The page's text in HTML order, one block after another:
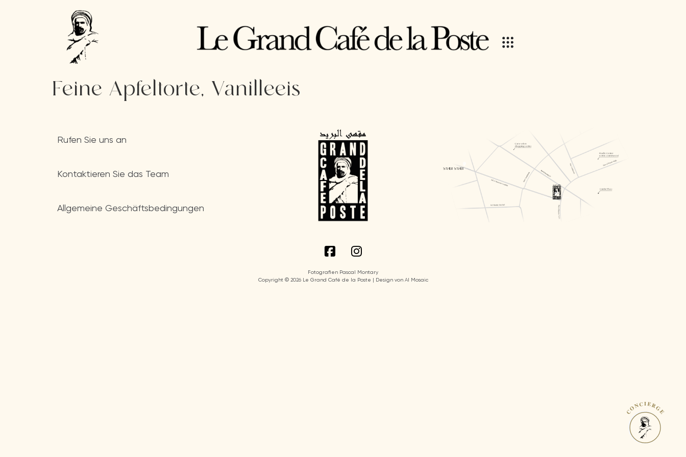
Feine Apfeltorte, Vanilleeis
Rufen Sie uns an
Kontaktieren Sie das Team
Allgemeine Geschäftsbedingungen
Fotografien Pascal Montary
Copyright © 2026 Le Grand Café de la Poste | Design von AI Mosaic
CONCIERGE